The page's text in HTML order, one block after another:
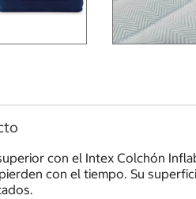
con el Intex Colchón
con el tiempo. Su